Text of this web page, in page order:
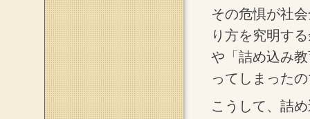
その危惧が社
り方を究明す
や「詰め込み
ってしまった
こうして、詰